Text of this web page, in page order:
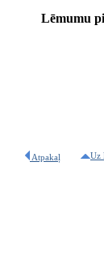
Lēmumu
Atpakaļ Uz